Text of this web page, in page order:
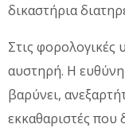
δικαστήρια
Στις φορολογικές
αυστηρή. Η
βαρύνει,
εκκαθαριστές που